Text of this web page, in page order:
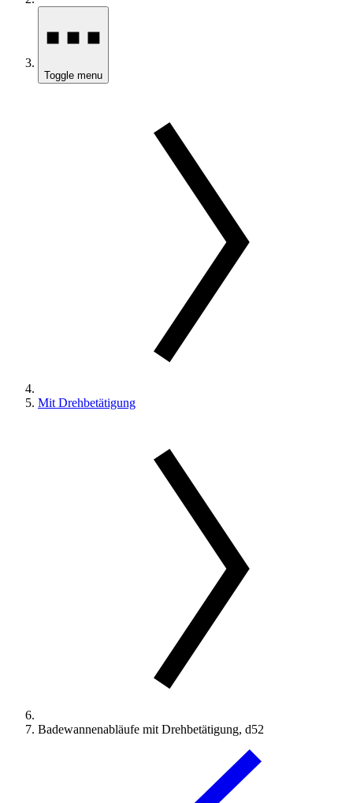
Toggle menu
Mit Drehbetätigung
Badewannenabläufe mit Drehbetätigung, d52